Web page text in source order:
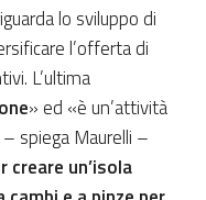
lo sviluppo di
l’offerta di
L’ultima
» ed «è un’attività
spiega Maurelli –
creare un’isola